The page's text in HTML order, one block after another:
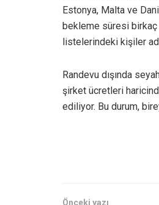
Estonya, Malta ve
bekleme süresi birkaç
listelerindeki kişiler
Randevu dışında
şirket ücretleri
ediliyor. Bu durum,
Önceki yazı